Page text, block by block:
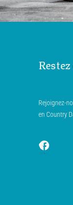
Rejoignez-
en Country